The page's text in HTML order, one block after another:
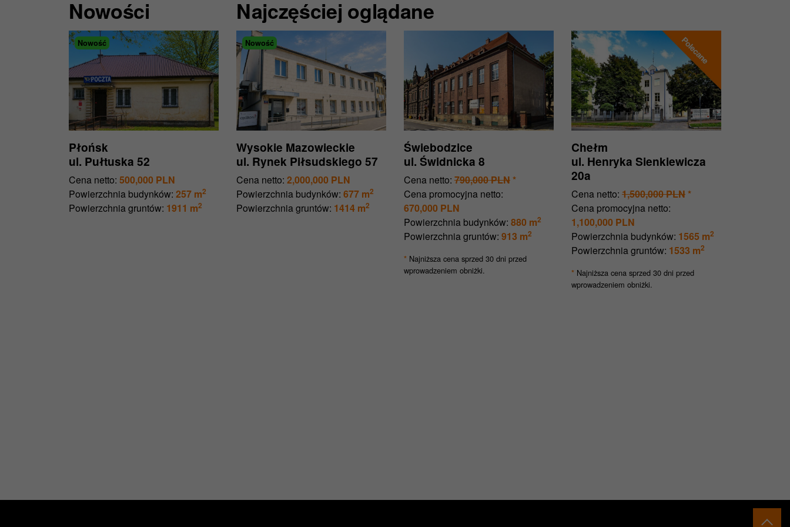
Nowości
Nowość
Płońsk
ul. Pułtuska 52
Cena netto: 500,000 PLN
Powierzchnia budynków: 257 m2
Powierzchnia gruntów: 1911 m2
Najczęściej oglądane
Nowość
Wysokie Mazowieckie
ul. Rynek Piłsudskiego 57
Cena netto: 2,000,000 PLN
Powierzchnia budynków: 677 m2
Powierzchnia gruntów: 1414 m2
Świebodzice
ul. Świdnicka 8
Cena netto: 790,000 PLN*
Cena promocyjna netto:
670,000 PLN
Powierzchnia budynków: 880 m2
Powierzchnia gruntów: 913 m2
* Najniższa cena sprzed 30 dni przed
wprowadzeniem obniżki.
Chełm
ul. Henryka Sienkiewicza
20a
Cena netto: 1,500,000 PLN*
Cena promocyjna netto:
1,100,000 PLN
Powierzchnia budynków: 1565 m2
Powierzchnia gruntów: 1533 m2
* Najniższa cena sprzed 30 dni przed
wprowadzeniem obniżki.